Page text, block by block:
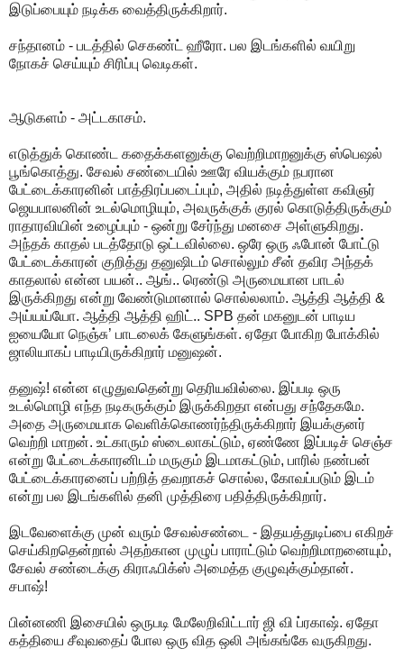
இடுப்பையும் நடிக்க வைத்திருக்கிறார்.
சந்தானம் - படத்தில் செகண்ட் ஹீரோ. பல இடங்களில் வயிறு
நோகச் செய்யும் சிரிப்பு வெடிகள்.
ஆடுகளம் - அட்டகாசம்.
எடுத்துக் கொண்ட கதைக்களனுக்கு வெற்றிமாறனுக்கு ஸ்பெஷல்
பூங்கொத்து. சேவல் சண்டையில் ஊரே வியக்கும் நபரான
பேட்டைக்காரனின் பாத்திரப்படைப்பும், அதில் நடித்துள்ள கவிஞர்
ஜெயபாலனின் உடல்மொழியும், அவருக்குக் குரல் கொடுத்திருக்கும்
ராதாரவியின் உழைப்பும் - ஒன்று சேர்ந்து மனசை அள்ளுகிறது.
அந்தக் காதல் படத்தோடு ஒட்டவில்லை. ஒரே ஒரு ஃபோன் போட்டு
பேட்டைக்காரன் குறித்து தனுஷிடம் சொல்லும் சீன் தவிர அந்தக்
காதலால் என்ன பயன்.. ஆங்.. ரெண்டு அருமையான பாடல்
இருக்கிறது என்று வேண்டுமானால் சொல்லலாம். ஆத்தி ஆத்தி &
அய்யய்யோ. ஆத்தி ஆத்தி ஹிட்.. SPB தன் மகனுடன் பாடிய
ஐயையோ நெஞ்சு’ பாடலைக் கேளுங்கள். ஏதோ போகிற போக்கில்
ஜாலியாகப் பாடியிருக்கிறார் மனுஷன்.
தனுஷ்! என்ன எழுதுவதென்று தெரியவில்லை. இப்படி ஒரு
உடல்மொழி எந்த நடிகருக்கும் இருக்கிறதா என்பது சந்தேகமே.
அதை அருமையாக வெளிக்கொணர்ந்திருக்கிறார் இயக்குனர்
வெற்றி மாறன். உட்காரும் ஸ்டைலாகட்டும், ஏண்ணே இப்படிச் செஞ்ச
என்று பேட்டைக்காரனிடம் மருகும் இடமாகட்டும், பாரில் நண்பன்
பேட்டைக்காரனைப் பற்றித் தவறாகச் சொல்ல, கோவப்படும் இடம்
என்று பல இடங்களில் தனி முத்திரை பதித்திருக்கிறார்.
இடவேளைக்கு முன் வரும் சேவல்சண்டை - இதயத்துடிப்பை எகிறச்
செய்கிறதென்றால் அதற்கான முழுப் பாராட்டும் வெற்றிமாறனையும்,
சேவல் சண்டைக்கு கிராஃபிக்ஸ் அமைத்த குழுவுக்கும்தான்.
சபாஷ்!
பின்னணி இசையில் ஒருபடி மேலேறிவிட்டார் ஜி வி ப்ரகாஷ். ஏதோ
கத்தியை சீவுவதைப் போல ஒரு வித ஒலி அங்கங்கே வருகிறது.